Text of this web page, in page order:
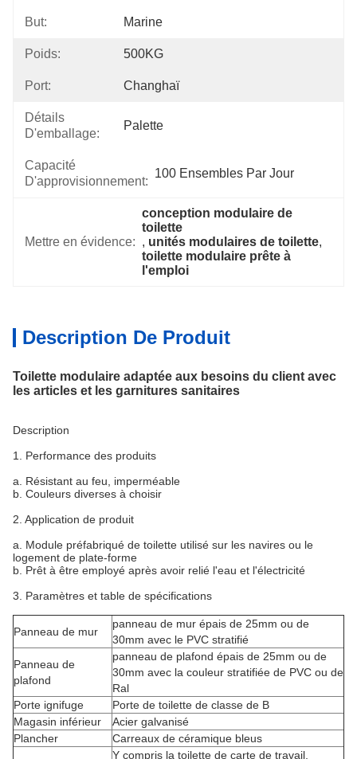
But: Marine
Poids: 500KG
Port: Changhaï
Détails
D'emballage:
Palette
Capacité
D'approvisionnement:
100 Ensembles Par Jour
Mettre en évidence:
conception modulaire de
toilette
, unités modulaires de toilette,
toilette modulaire prête à
l'emploi
Description De Produit
Toilette modulaire adaptée aux besoins du client avec
les articles et les garnitures sanitaires
Description
1. Performance des produits
a. Résistant au feu, imperméable
b. Couleurs diverses à choisir
2. Application de produit
a. Module préfabriqué de toilette utilisé sur les navires ou le
logement de plate-forme
b. Prêt à être employé après avoir relié l'eau et l'électricité
3. Paramètres et table de spécifications
Panneau de mur
panneau de mur épais de 25mm ou de
30mm avec le PVC stratifié
Panneau de
plafond
panneau de plafond épais de 25mm ou de
30mm avec la couleur stratifiée de PVC ou de
Ral
Porte ignifuge
Porte de toilette de classe de B
Magasin inférieur
Acier galvanisé
Plancher
Carreaux de céramique bleus
Y compris la toilette de carte de travail,